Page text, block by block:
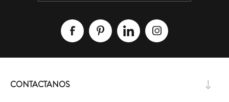
CONTACTANOS